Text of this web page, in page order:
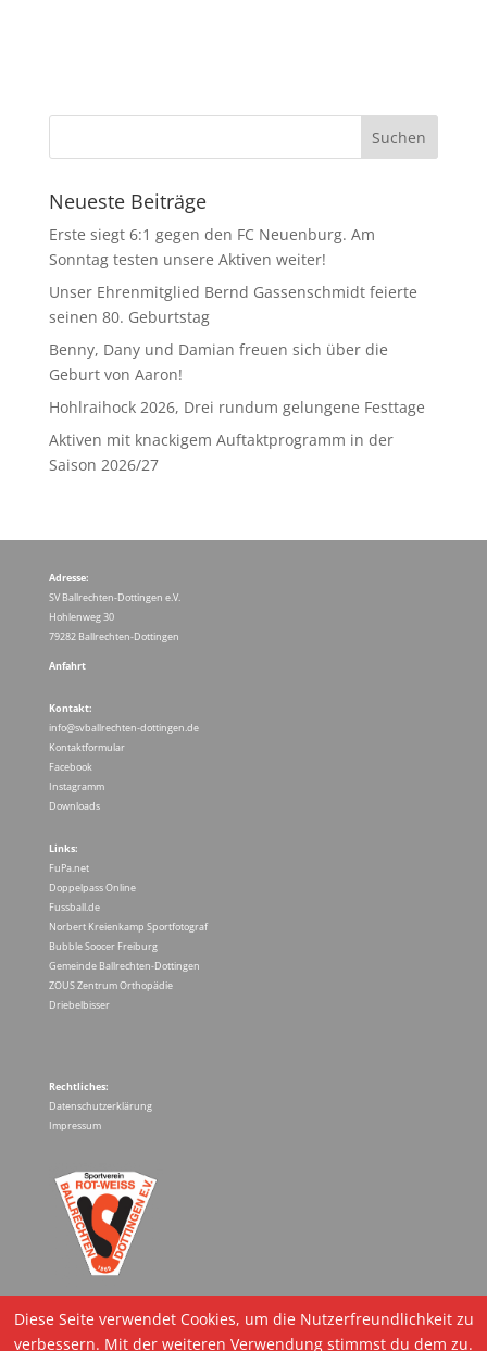
Neueste Beiträge
Erste siegt 6:1 gegen den FC Neuenburg. Am
Sonntag testen unsere Aktiven weiter!
Unser Ehrenmitglied Bernd Gassenschmidt feierte
seinen 80. Geburtstag
Benny, Dany und Damian freuen sich über die
Geburt von Aaron!
Hohlraihock 2026, Drei rundum gelungene Festtage
Aktiven mit knackigem Auftaktprogramm in der
Saison 2026/27
Adresse:
SV Ballrechten-Dottingen e.V.
Hohlenweg 30
79282 Ballrechten-Dottingen
Anfahrt
Kontakt:
info@svballrechten-dottingen.de
Kontaktformular
Facebook
Instagramm
Downloads
Links:
FuPa.net
Doppelpass Online
Fussball.de
Norbert Kreienkamp Sportfotograf
Bubble Soocer Freiburg
Gemeinde Ballrechten-Dottingen
ZOUS Zentrum Orthopädie
Driebelbisser
Rechtliches:
Datenschutzerklärung
Impressum
Diese Seite verwendet Cookies, um die Nutzerfreundlichkeit zu
verbessern. Mit der weiteren Verwendung stimmst du dem zu.